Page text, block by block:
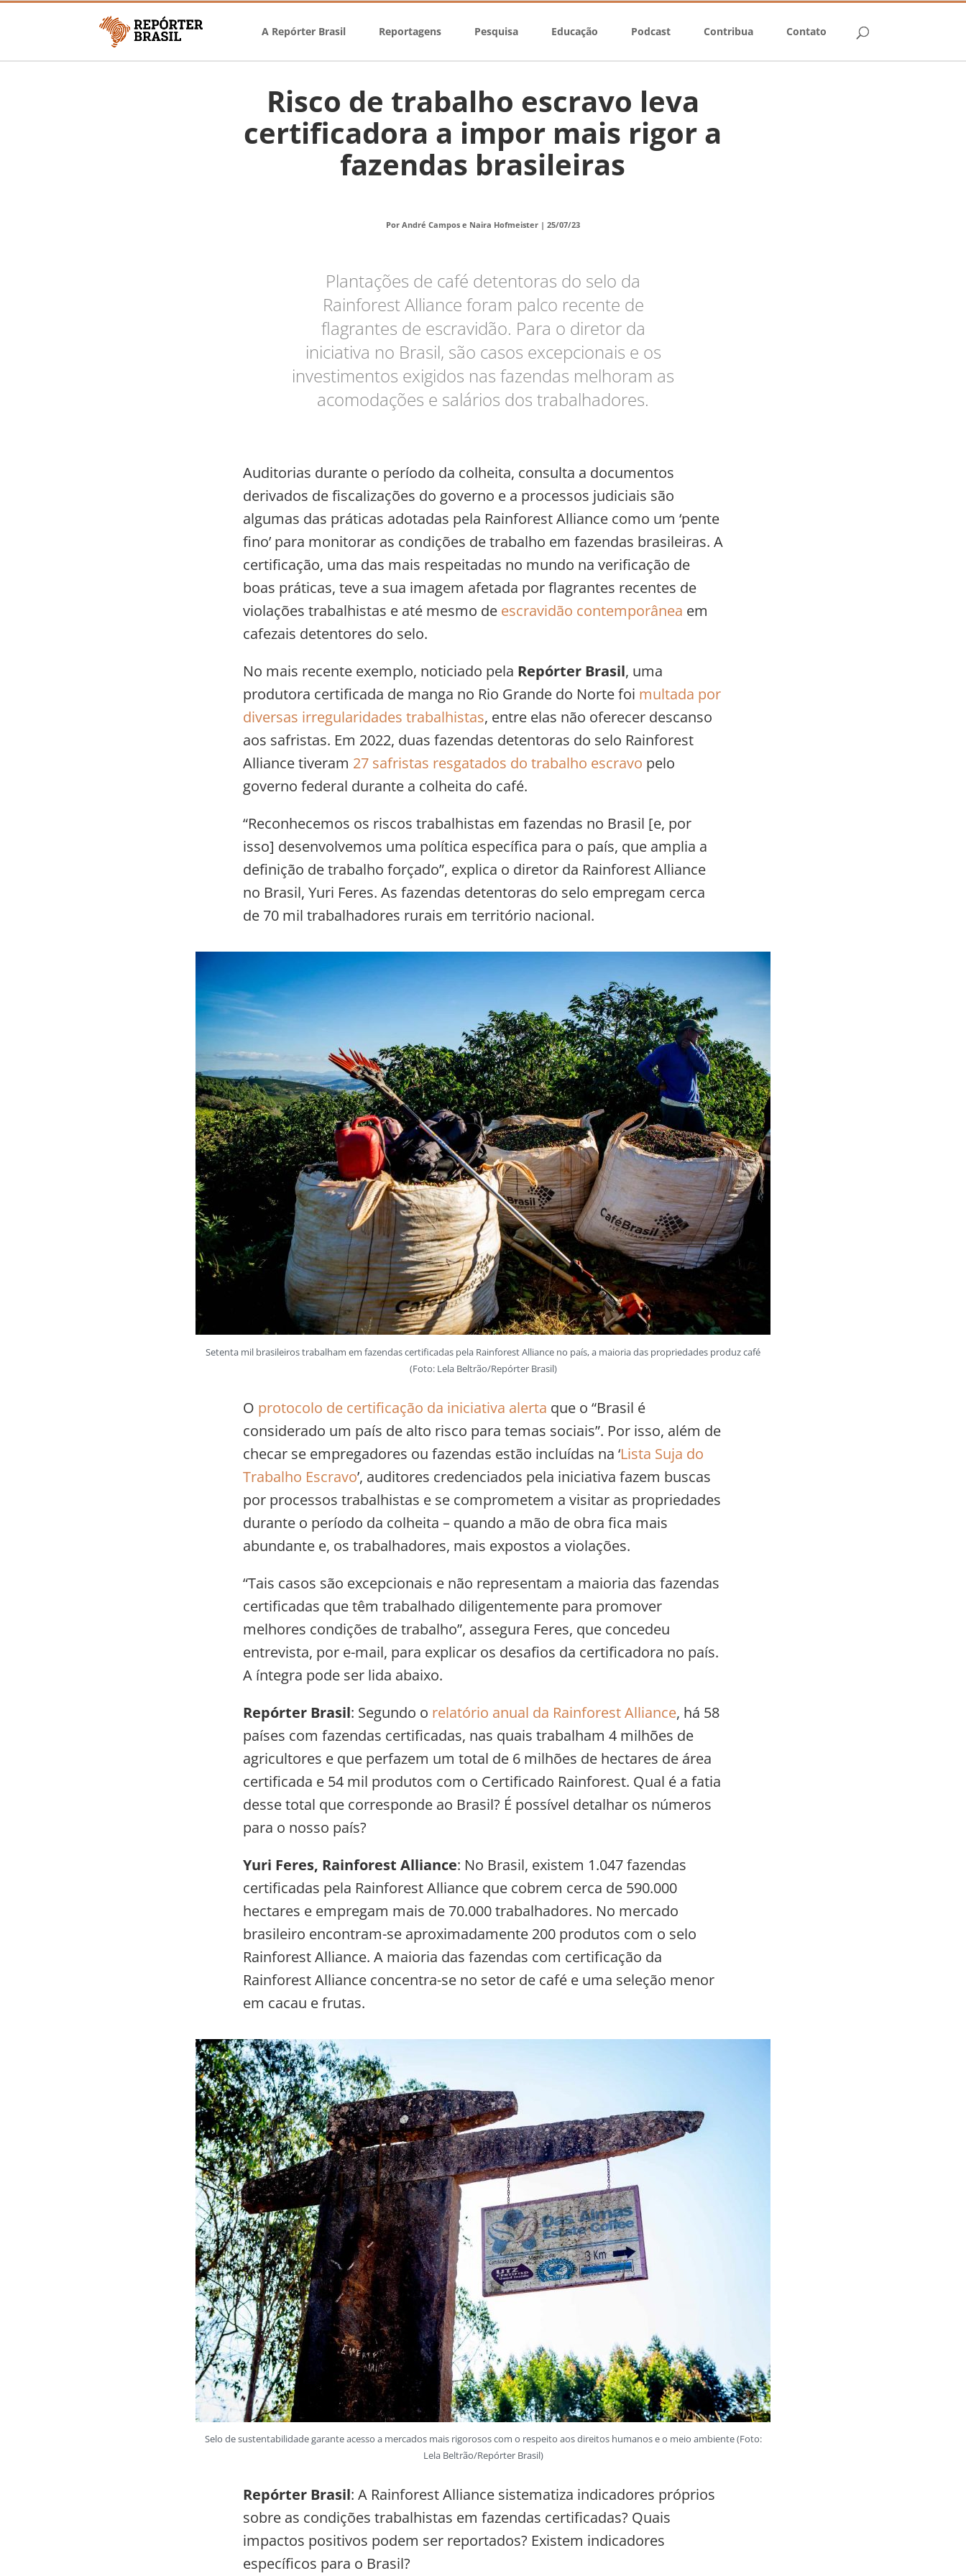
A Repórter Brasil Reportagens Pesquisa Educação Podcast Contribua Contato
Risco de trabalho escravo leva
certificadora a impor mais rigor a
fazendas brasileiras
Por André Campos e Naira Hofmeister | 25/07/23
Plantações de café detentoras do selo da
Rainforest Alliance foram palco recente de
flagrantes de escravidão. Para o diretor da
iniciativa no Brasil, são casos excepcionais e os
investimentos exigidos nas fazendas melhoram as
acomodações e salários dos trabalhadores.
Auditorias durante o período da colheita, consulta a documentos
derivados de fiscalizações do governo e a processos judiciais são
algumas das práticas adotadas pela Rainforest Alliance como um ‘pente
fino’ para monitorar as condições de trabalho em fazendas brasileiras. A
certificação, uma das mais respeitadas no mundo na verificação de
boas práticas, teve a sua imagem afetada por flagrantes recentes de
violações trabalhistas e até mesmo de escravidão contemporânea em
cafezais detentores do selo.
No mais recente exemplo, noticiado pela Repórter Brasil, uma
produtora certificada de manga no Rio Grande do Norte foi multada por
diversas irregularidades trabalhistas, entre elas não oferecer descanso
aos safristas. Em 2022, duas fazendas detentoras do selo Rainforest
Alliance tiveram 27 safristas resgatados do trabalho escravo pelo
governo federal durante a colheita do café.
“Reconhecemos os riscos trabalhistas em fazendas no Brasil [e, por
isso] desenvolvemos uma política específica para o país, que amplia a
definição de trabalho forçado”, explica o diretor da Rainforest Alliance
no Brasil, Yuri Feres. As fazendas detentoras do selo empregam cerca
de 70 mil trabalhadores rurais em território nacional.
Setenta mil brasileiros trabalham em fazendas certificadas pela Rainforest Alliance no país, a maioria das propriedades produz café
(Foto: Lela Beltrão/Repórter Brasil)
O protocolo de certificação da iniciativa alerta que o “Brasil é
considerado um país de alto risco para temas sociais”. Por isso, além de
checar se empregadores ou fazendas estão incluídas na ‘Lista Suja do
Trabalho Escravo’, auditores credenciados pela iniciativa fazem buscas
por processos trabalhistas e se comprometem a visitar as propriedades
durante o período da colheita – quando a mão de obra fica mais
abundante e, os trabalhadores, mais expostos a violações.
“Tais casos são excepcionais e não representam a maioria das fazendas
certificadas que têm trabalhado diligentemente para promover
melhores condições de trabalho”, assegura Feres, que concedeu
entrevista, por e-mail, para explicar os desafios da certificadora no país.
A íntegra pode ser lida abaixo.
Repórter Brasil: Segundo o relatório anual da Rainforest Alliance, há 58
países com fazendas certificadas, nas quais trabalham 4 milhões de
agricultores e que perfazem um total de 6 milhões de hectares de área
certificada e 54 mil produtos com o Certificado Rainforest. Qual é a fatia
desse total que corresponde ao Brasil? É possível detalhar os números
para o nosso país?
Yuri Feres, Rainforest Alliance: No Brasil, existem 1.047 fazendas
certificadas pela Rainforest Alliance que cobrem cerca de 590.000
hectares e empregam mais de 70.000 trabalhadores. No mercado
brasileiro encontram-se aproximadamente 200 produtos com o selo
Rainforest Alliance. A maioria das fazendas com certificação da
Rainforest Alliance concentra-se no setor de café e uma seleção menor
em cacau e frutas.
Selo de sustentabilidade garante acesso a mercados mais rigorosos com o respeito aos direitos humanos e o meio ambiente (Foto:
Lela Beltrão/Repórter Brasil)
Repórter Brasil: A Rainforest Alliance sistematiza indicadores próprios
sobre as condições trabalhistas em fazendas certificadas? Quais
impactos positivos podem ser reportados? Existem indicadores
específicos para o Brasil?